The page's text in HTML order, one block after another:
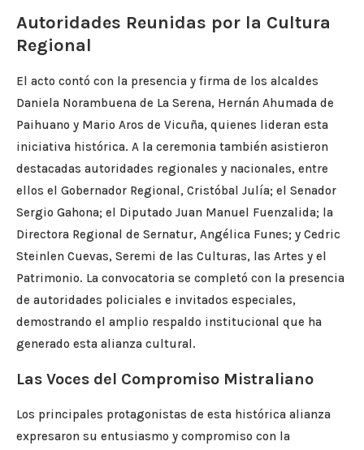
Autoridades Reunidas por la Cultura
Regional
El acto contó con la presencia y firma de los alcaldes
Daniela Norambuena de La Serena, Hernán Ahumada de
Paihuano y Mario Aros de Vicuña, quienes lideran esta
iniciativa histórica. A la ceremonia también asistieron
destacadas autoridades regionales y nacionales, entre
ellos el Gobernador Regional, Cristóbal Julía; el Senador
Sergio Gahona; el Diputado Juan Manuel Fuenzalida; la
Directora Regional de Sernatur, Angélica Funes; y Cedric
Steinlen Cuevas, Seremi de las Culturas, las Artes y el
Patrimonio. La convocatoria se completó con la presencia
de autoridades policiales e invitados especiales,
demostrando el amplio respaldo institucional que ha
generado esta alianza cultural.
Las Voces del Compromiso Mistraliano
Los principales protagonistas de esta histórica alianza
expresaron su entusiasmo y compromiso con la